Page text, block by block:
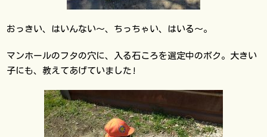
おっきい、はいんない〜、ちっちゃい、はいる〜。
マンホールのフタの穴に、入る石ころを選定中のボク。大きい
子にも、教えてあげていました!